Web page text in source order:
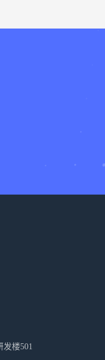
楼501